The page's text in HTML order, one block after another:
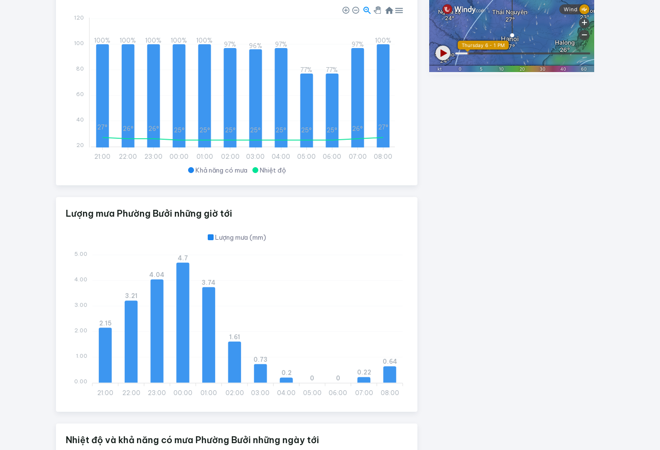
Khả năng có mưa Nhiệt độ
21:00 22:00 23:00 00:00 01:00 02:00 03:00 04:00 05:00 06:00 07:00 08:00
100% 100% 100% 100% 100%
97% 96% 97%
77% 77%
97%
100%
27° 26° 26° 25° 25° 25° 25° 25° 25° 25° 26° 27°
120
100
80
60
40
20
Lượng mưa Phường Bưởi những giờ tới
Lượng mưa (mm)
21:00 22:00 23:00 00:00 01:00 02:00 03:00 04:00 05:00 06:00 07:00 08:00
2.15
3.21
4.04
4.7
3.74
1.61
0.73
0.2
0 0
0.22
0.64
5.00
4.00
3.00
2.00
1.00
0.00
Nhiệt độ và khả năng có mưa Phường Bưởi những ngày tới